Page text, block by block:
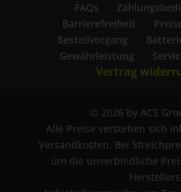
FAQs
Barrierefreiheit
Bestellvorgang
Gewährleistung
Vertrag
© 2026 by ACS
Alle Preise verstehen sich
Versandkosten. Bei
um die unverbindliche
Herstellers.